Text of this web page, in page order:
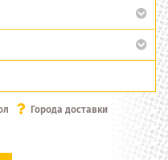
Города доставки